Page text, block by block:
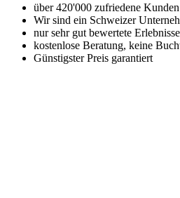
über 420'000 zufriedene Kunden
Wir sind ein Schweizer
nur sehr gut bewertete
kostenlose Beratung, keine
Günstigster Preis garantiert